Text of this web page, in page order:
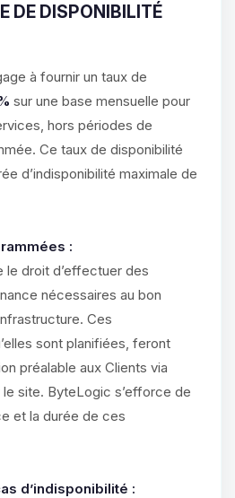
DE DISPONIBILITÉ
à fournir un taux de
sur une base mensuelle pour
hors périodes de
Ce taux de disponibilité
d’indisponibilité maximale de
:
droit d’effectuer des
nécessaires au bon
Ces
sont planifiées, feront
préalable aux Clients via
site. ByteLogic s’efforce de
et la durée de ces
d’indisponibilité :